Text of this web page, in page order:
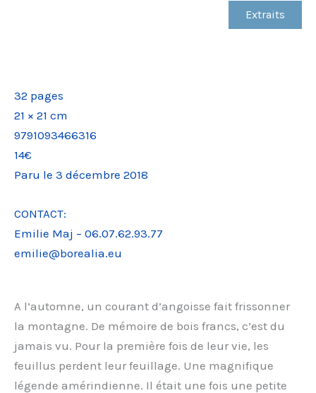
Extraits
32 pages
21 × 21 cm
9791093466316
14€
Paru le 3 décembre 2018
CONTACT:
Emilie Maj – 06.07.62.93.77
emilie@borealia.eu
A l’automne, un courant d’angoisse fait frissonner
la montagne. De mémoire de bois francs, c’est du
jamais vu. Pour la première fois de leur vie, les
feuillus perdent leur feuillage. Une magnifique
légende amérindienne. Il était une fois une petite